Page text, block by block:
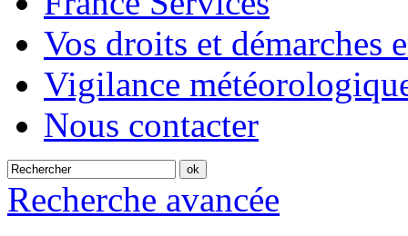
Vos droits et démarches
Vigilance
Nous contacter
Recherche avancée